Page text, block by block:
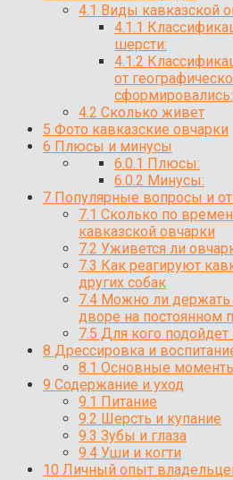
4.1 Виды кавказской
4.1.1
шерсти:
4.1.2
от
сформировались:
4.2 Сколько живет
5 Фото кавказские овчарки
6 Плюсы и минусы
6.0.1 Плюсы:
6.0.2 Минусы:
7 Популярные вопросы и
7.1 Сколько по
кавказской овчарки
7.2 Уживется ли
7.3 Как реагируют
других собак
7.4 Можно ли держать
дворе на постоянном
7.5 Для кого подойдет
8 Дрессировка и
8.1 Основные
9 Содержание и уход
9.1 Питание
9.2 Шерсть и купание
9.3 Зубы и глаза
9.4 Уши и когти
10 Личный опыт